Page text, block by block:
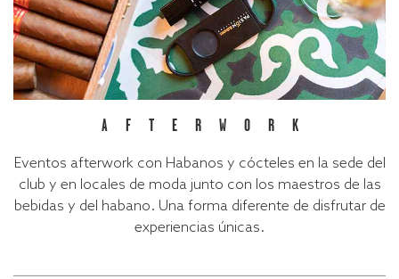
AFTERWORK
Eventos afterwork con Habanos y cócteles en la sede del
club y en locales de moda junto con los maestros de las
bebidas y del habano. Una forma diferente de disfrutar de
experiencias únicas.